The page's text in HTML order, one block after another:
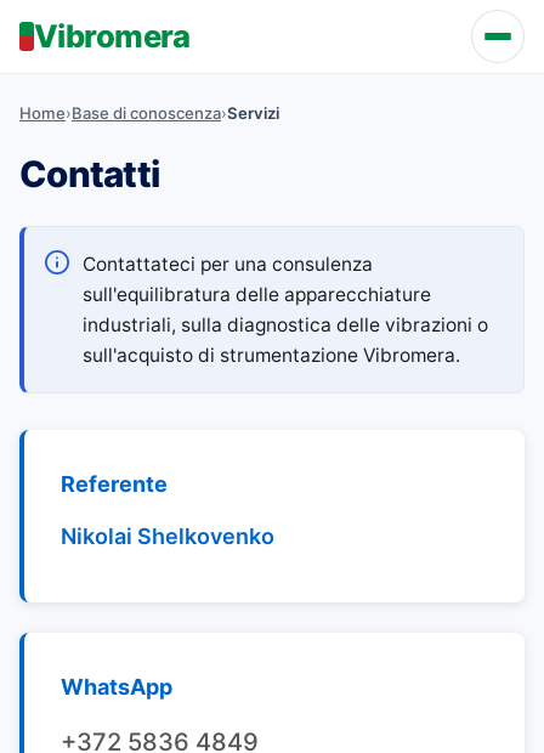
Vibromera
Home›Base di conoscenza›Servizi
Contatti
Contattateci per una consulenza
sull'equilibratura delle apparecchiature
industriali, sulla diagnostica delle vibrazioni o
sull'acquisto di strumentazione Vibromera.
Referente
Nikolai Shelkovenko
WhatsApp
+372 5836 4849